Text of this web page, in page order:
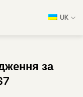
UK
за